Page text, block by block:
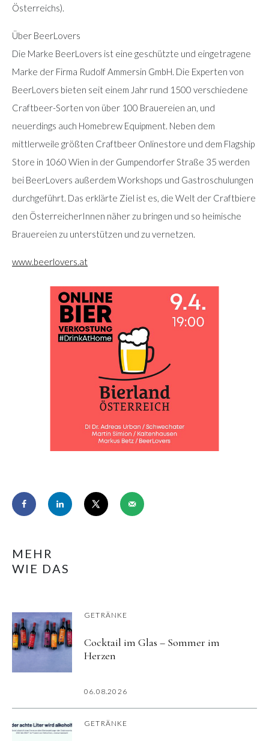
Österreichs).
Über BeerLovers
Die Marke BeerLovers ist eine geschützte und eingetragene
Marke der Firma Rudolf Ammersin GmbH. Die Experten von
BeerLovers bieten seit einem Jahr rund 1500 verschiedene
Craftbeer-Sorten von über 100 Brauereien an, und
neuerdings auch Homebrew Equipment. Neben dem
mittlerweile größten Craftbeer Onlinestore und dem Flagship
Store in 1060 Wien in der Gumpendorfer Straße 35 werden
bei BeerLovers außerdem Workshops und Gastroschulungen
durchgeführt. Das erklärte Ziel ist es, die Welt der Craftbiere
den ÖsterreicherInnen näher zu bringen und so heimische
Brauereien zu unterstützen und zu vernetzen.
www.beerlovers.at
MEHR
WIE DAS
GETRÄNKE
Cocktail im Glas – Sommer im
Herzen
06.08.2026
GETRÄNKE